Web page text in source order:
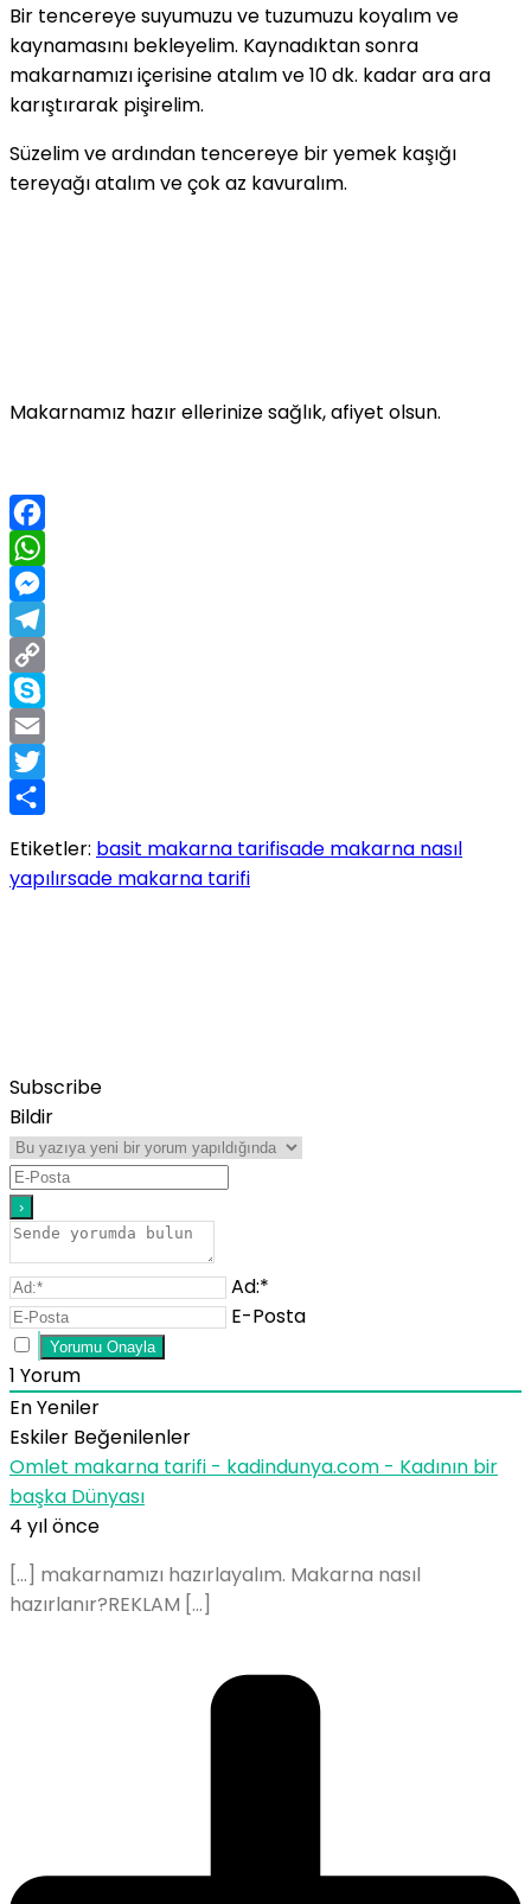
Bir tencereye suyumuzu ve tuzumuzu koyalım ve
kaynamasını bekleyelim. Kaynadıktan sonra
makarnamızı içerisine atalım ve 10 dk. kadar ara ara
karıştırarak pişirelim.
Süzelim ve ardından tencereye bir yemek kaşığı
tereyağı atalım ve çok az kavuralım.
Makarnamız hazır ellerinize sağlık, afiyet olsun.
Facebook
WhatsApp
Messenger
Telegram
Copy
Link
Skype
Email
Twitter
Etiketler: basit makarna tarifisade makarna nasıl
yapılırsade makarna tarifi
Subscribe
Bildir
Ad:*
E-Posta
1 Yorum
En Yeniler
Eskiler Beğenilenler
Omlet makarna tarifi - kadindunya.com - Kadının bir
başka Dünyası
4 yıl önce
[…] makarnamızı hazırlayalım. Makarna nasıl
hazırlanır?REKLAM […]